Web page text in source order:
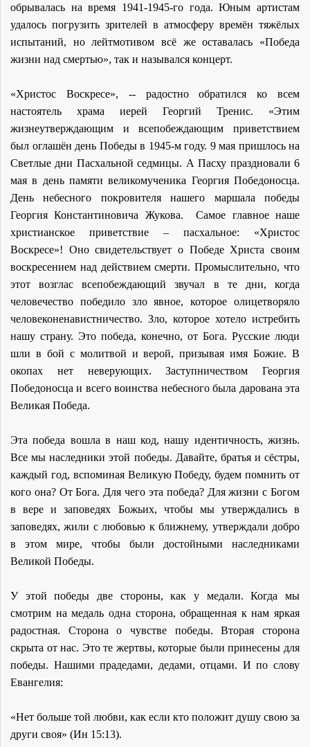
обрывалась на время 1941-1945-го года. Юным артистам
удалось погрузить зрителей в атмосферу времён тяжёлых
испытаний, но лейтмотивом всё же оставалась «Победа
жизни над смертью», так и назывался концерт.
«Христос Воскресе», -- радостно обратился ко всем
настоятель храма иерей Георгий Тренис. «Этим
жизнеутверждающим и всепобеждающим приветствием
был оглашён день Победы в 1945-м году. 9 мая пришлось на
Светлые дни Пасхальной седмицы. А Пасху праздновали 6
мая в день памяти великомученика Георгия Победоносца.
День небесного покровителя нашего маршала победы
Георгия Константиновича Жукова. Самое главное наше
христианское приветствие – пасхальное: «Христос
Воскресе»! Оно свидетельствует о Победе Христа своим
воскресением над действием смерти. Промыслительно, что
этот возглас всепобеждающий звучал в те дни, когда
человечество победило зло явное, которое олицетворяло
человеконенавистничество. Зло, которое хотело истребить
нашу страну. Это победа, конечно, от Бога. Русские люди
шли в бой с молитвой и верой, призывая имя Божие. В
окопах нет неверующих. Заступничеством Георгия
Победоносца и всего воинства небесного была дарована эта
Великая Победа.
Эта победа вошла в наш код, нашу идентичность, жизнь.
Все мы наследники этой победы. Давайте, братья и сёстры,
каждый год, вспоминая Великую Победу, будем помнить от
кого она? От Бога. Для чего эта победа? Для жизни с Богом
в вере и заповедях Божьих, чтобы мы утверждались в
заповедях, жили с любовью к ближнему, утверждали добро
в этом мире, чтобы были достойными наследниками
Великой Победы.
У этой победы две стороны, как у медали. Когда мы
смотрим на медаль одна сторона, обращенная к нам яркая
радостная. Сторона о чувстве победы. Вторая сторона
скрыта от нас. Это те жертвы, которые были принесены для
победы. Нашими прадедами, дедами, отцами. И по слову
Евангелия:
«Нет больше той любви, как если кто положит душу свою за
други своя» (Ин 15:13).